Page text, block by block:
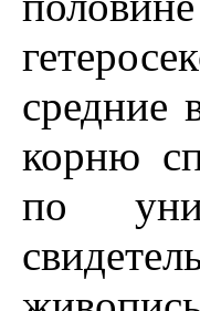
средние
корню
по